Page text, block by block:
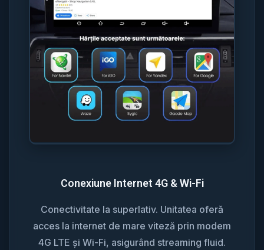
Conexiune Internet 4G & Wi-Fi
Conectivitate la superlativ. Unitatea oferă
acces la internet de mare viteză prin modem
4G LTE și Wi-Fi, asigurând streaming fluid.